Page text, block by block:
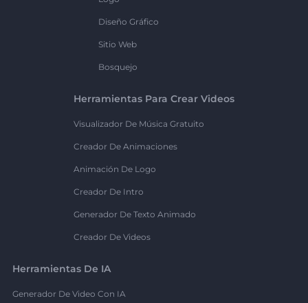
Diseño Gráfico
Sitio Web
Bosquejo
Herramientas Para Crear Videos
Visualizador De Música Gratuito
Creador De Animaciones
Animación De Logo
Creador De Intro
Generador De Texto Animado
Creador De Videos
Herramientas De IA
Generador De Video Con IA